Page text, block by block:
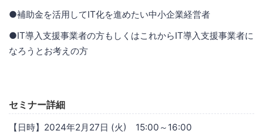
●補助金を活用してIT化を進めたい中小企業経営者
●IT導入支援事業者の方もしくはこれからIT導入支援事業者に
なろうとお考えの方
セミナー詳細
【日時】2024年2月27日 (火) 15:00～16:00